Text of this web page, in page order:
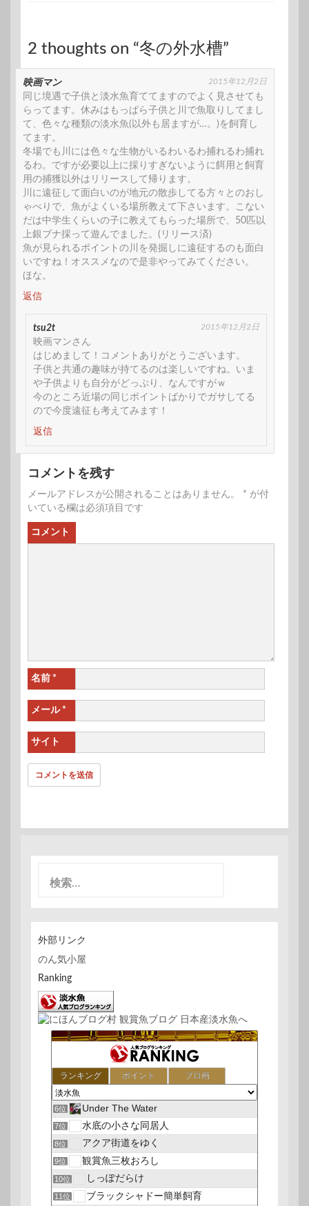
2 thoughts on “冬の外水槽”
映画マン 2015年12月2日
同じ境遇で子供と淡水魚育ててますのでよく見させても
らってます。休みはもっぱら子供と川で魚取りしてまし
て、色々な種類の淡水魚(以外も居ますが…。)を飼育し
てます。
冬場でも川には色々な生物がいるわいるわ捕れるわ捕れ
るわ。ですが必要以上に採りすぎないように餌用と飼育
用の捕獲以外はリリースして帰ります。
川に遠征して面白いのが地元の散歩してる方々とのおし
ゃべりで、魚がよくいる場所教えて下さいます。こない
だは中学生くらいの子に教えてもらった場所で、50匹以
上銀ブナ採って遊んでました。(リリース済)
魚が見られるポイントの川を発掘しに遠征するのも面白
いですね！オススメなので是非やってみてください。
ほな。
返信
tsu2t 2015年12月2日
映画マンさん
はじめまして！コメントありがとうございます。
子供と共通の趣味が持てるのは楽しいですね。いま
や子供よりも自分がどっぷり、なんですがｗ
今のところ近場の同じポイントばかりでガサしてる
ので今度遠征も考えてみます！
返信
コメントを残す
メールアドレスが公開されることはありません。 * が付
いている欄は必須項目です
コメント
名前 *
メール *
サイト
外部リンク
のん気小屋
Ranking
ランキング ポイント ブロ画
6位 Under The Water
7位 水底の小さな同居人
8位 アクア街道をゆく
9位 観賞魚三枚おろし
10位 しっぽだらけ
11位 ブラックシャドー簡単飼育